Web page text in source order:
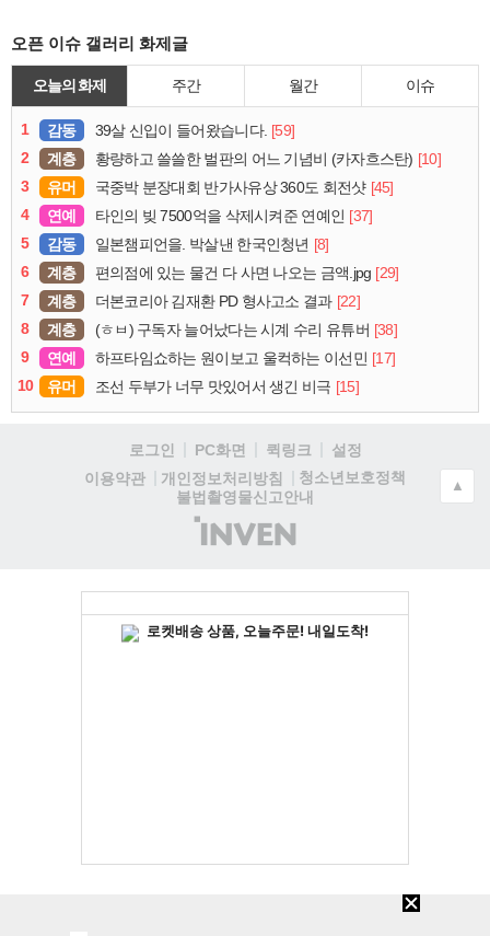
오픈 이슈 갤러리 화제글
오늘의 화제 주간 월간 이슈
1 감동 39살 신입이 들어왔습니다. [59]
2
계층 황량하고 쓸쓸한 벌판의 어느 기념비 (카자흐스탄) [10]
3
유머 국중박 분장대회 반가사유상 360도 회전샷 [45]
4
연예 타인의 빚 7500억을 삭제시켜준 연예인 [37]
5
감동 일본챔피언을. 박살낸 한국인청년 [8]
6
계층 편의점에 있는 물건 다 사면 나오는 금액.jpg [29]
7
계층 더본코리아 김재환 PD 형사고소 결과 [22]
8
계층 (ㅎㅂ) 구독자 늘어났다는 시계 수리 유튜버 [38]
9
연예 하프타임쇼하는 원이보고 울컥하는 이선민 [17]
10
유머 조선 두부가 너무 맛있어서 생긴 비극 [15]
로그인 PC화면 퀵링크
설정
이용약관
개인정보처리방침
청소년보호정책
불법촬영물신고안내
(주)
인
▲